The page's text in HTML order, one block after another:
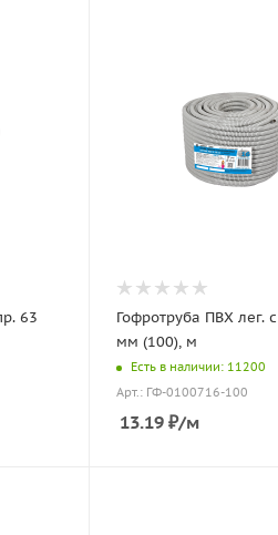
63
Гофротруба ПВХ лег.
мм (100), м
Есть в наличии: 11200
Арт.: ГФ-0100716-100
13.19 ₽/м